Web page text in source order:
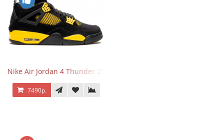
Nike Air Jordan 4 Thunder 2023
7490р.